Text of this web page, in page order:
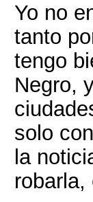
Yo no
tanto
tengo
Negro,
solo
la
robarla,